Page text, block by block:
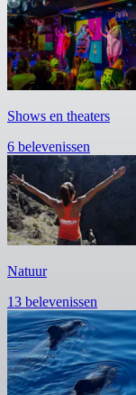
Shows en theaters
6 belevenissen
Natuur
13 belevenissen